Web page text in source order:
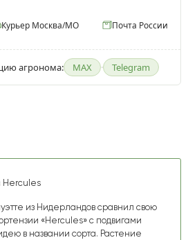
Курьер Москва/МО
Почта России
агронома: MAX · Telegram
Hercules
из Нидерландов сравнил свою
«Hercules» с подвигами
в названии сорта. Растение